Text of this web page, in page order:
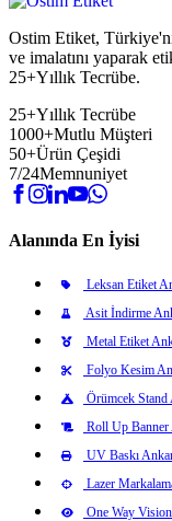
Ostim Etiket,
ve imalatını yaparak
25+Yıllık Tecrübe.
25+Yıllık Tecrübe
1000+Mutlu Müşteri
50+Ürün Çeşidi
7/24Memnuniyet
Alanında En İyisi
Leksan Etiket
Asit İndirme
Metal Etiket
Folyo Kesim
Örümcek Stand
Roll Up Banner
UV Baskı
Lazer
One Way